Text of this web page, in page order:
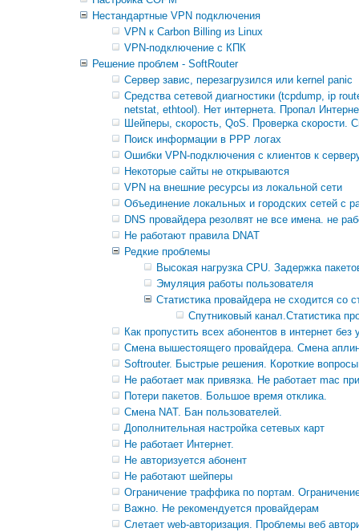
Нестандартные VPN подключения
VPN к Carbon Billing из Linux
VPN-подключение с КПК
Решение проблем - SoftRouter
Сервер завис, перезагрузился или kernel panic
Средства сетевой диагностики (tcpdump, ip
netstat, ethtool). Нет интернета. Пропал
Шейперы, скорость, QoS. Проверка скорости.
Поиск информации в PPP логах
Ошибки VPN-подключения с клиентов к
Некоторые сайты не открываются
VPN на внешние ресурсы из локальной сети
Объединение локальных и городских сетей с
DNS провайдера резолвят не все имена. не
Не работают правила DNAT
Редкие проблемы
Высокая нагрузка CPU. Задержка
Эмуляция работы пользователя
Статистика провайдера не сходится со
Спутниковый канал.Статистика
Как пропустить всех абонентов в интернет без
Смена вышестоящего провайдера. Смена
Softrouter. Быстрые решения. Короткие вопросы
Не работает мак привязка. Не работает mac
Потери пакетов. Большое время отклика.
Смена NAT. Бан пользователей.
Дополнительная настройка сетевых карт
Не работает Интернет.
Не авторизуется абонент
Не работают шейперы
Ограничение траффика по портам.
Важно. Не рекомендуется провайдерам
Слетает web-авторизация. Проблемы веб